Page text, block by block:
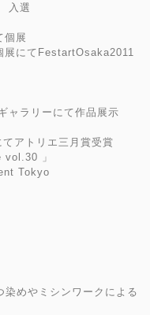
入選
展
にてFestartOsaka2011
ャラリーにて作品展示
アトリエ三月賞受賞
」
Tokyo
染めやミシンワークによる